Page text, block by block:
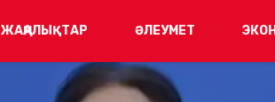
ЖАҢАЛЫҚТАР ӘЛЕУМЕТ